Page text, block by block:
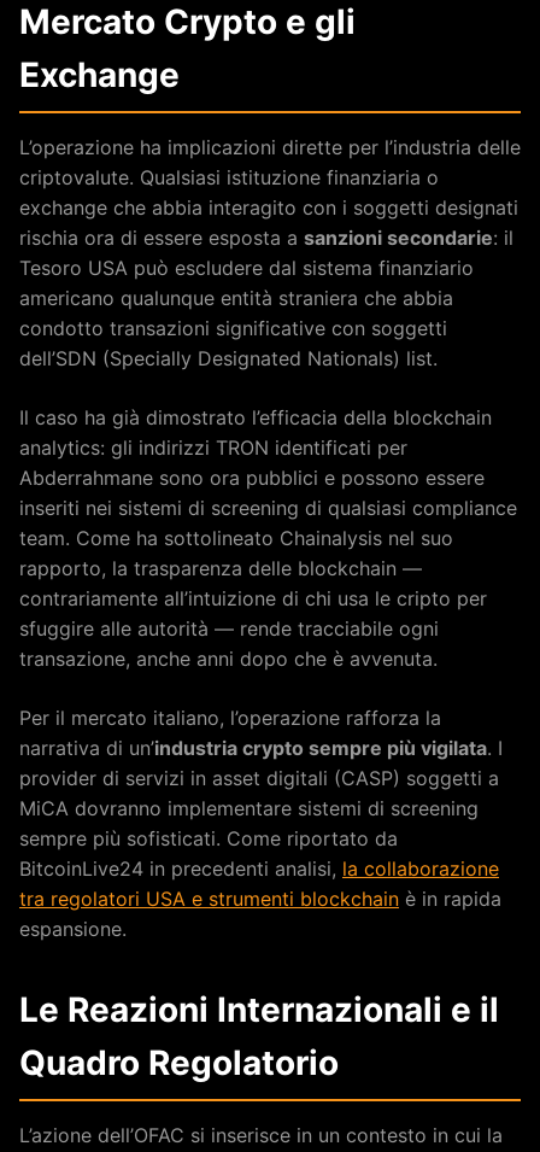
Mercato Crypto e gli
Exchange
L’operazione ha implicazioni dirette per l’industria delle
criptovalute. Qualsiasi istituzione finanziaria o
exchange che abbia interagito con i soggetti designati
rischia ora di essere esposta a sanzioni secondarie: il
Tesoro USA può escludere dal sistema finanziario
americano qualunque entità straniera che abbia
condotto transazioni significative con soggetti
dell’SDN (Specially Designated Nationals) list.
Il caso ha già dimostrato l’efficacia della blockchain
analytics: gli indirizzi TRON identificati per
Abderrahmane sono ora pubblici e possono essere
inseriti nei sistemi di screening di qualsiasi compliance
team. Come ha sottolineato Chainalysis nel suo
rapporto, la trasparenza delle blockchain —
contrariamente all’intuizione di chi usa le cripto per
sfuggire alle autorità — rende tracciabile ogni
transazione, anche anni dopo che è avvenuta.
Per il mercato italiano, l’operazione rafforza la
narrativa di un’industria crypto sempre più vigilata. I
provider di servizi in asset digitali (CASP) soggetti a
MiCA dovranno implementare sistemi di screening
sempre più sofisticati. Come riportato da
BitcoinLive24 in precedenti analisi, la collaborazione
tra regolatori USA e strumenti blockchain è in rapida
espansione.
Le Reazioni Internazionali e il
Quadro Regolatorio
L’azione dell’OFAC si inserisce in un contesto in cui la